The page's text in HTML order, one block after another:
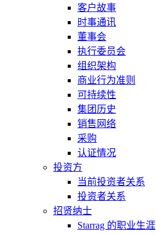
客户故事
时事通讯
董事会
执行委员会
组织架构
商业行为准则
可持续性
集团历史
销售网络
采购
认证情况
投资方
当前投资者关系
投资者关系
招贤纳士
Starrag 的职业生涯